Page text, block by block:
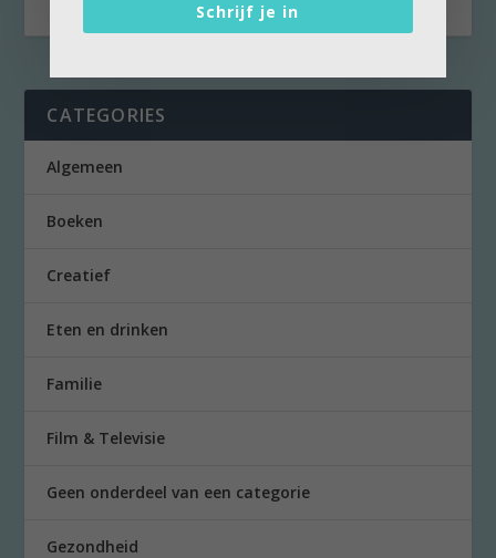
CATEGORIES
Algemeen
Boeken
Creatief
Eten en drinken
Familie
Film & Televisie
Geen onderdeel van een categorie
Gezondheid
Schrijf je in